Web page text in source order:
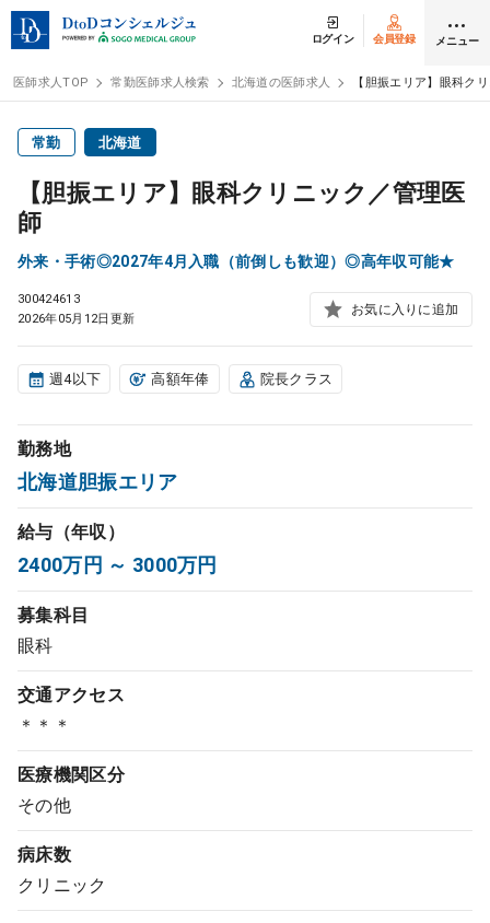
ログイン 会員登録 メニュー
医師求人
常勤検索
スポット検索 アルバイト
DtoDの転職・
コンサルタント
成功事例
転職ノウハウ
0120-337-613
クリニック開業
医師求人TOP 常勤医師求人検索 北海道の医師求人 【胆振エリア】眼科ク
常勤 北海道
【胆振エリア】眼科クリニック／管理医
師
外来・手術◎2027年4月入職（前倒しも歓迎）◎高年収可能★
300424613
2026年05月12日更新
お気に入りに追加
週4以下 高額年俸 院長クラス
勤務地
北海道胆振エリア
給与（年収）
2400万円 ～ 3000万円
募集科目
眼科
交通アクセス
＊＊＊
医療機関区分
その他
病床数
クリニック